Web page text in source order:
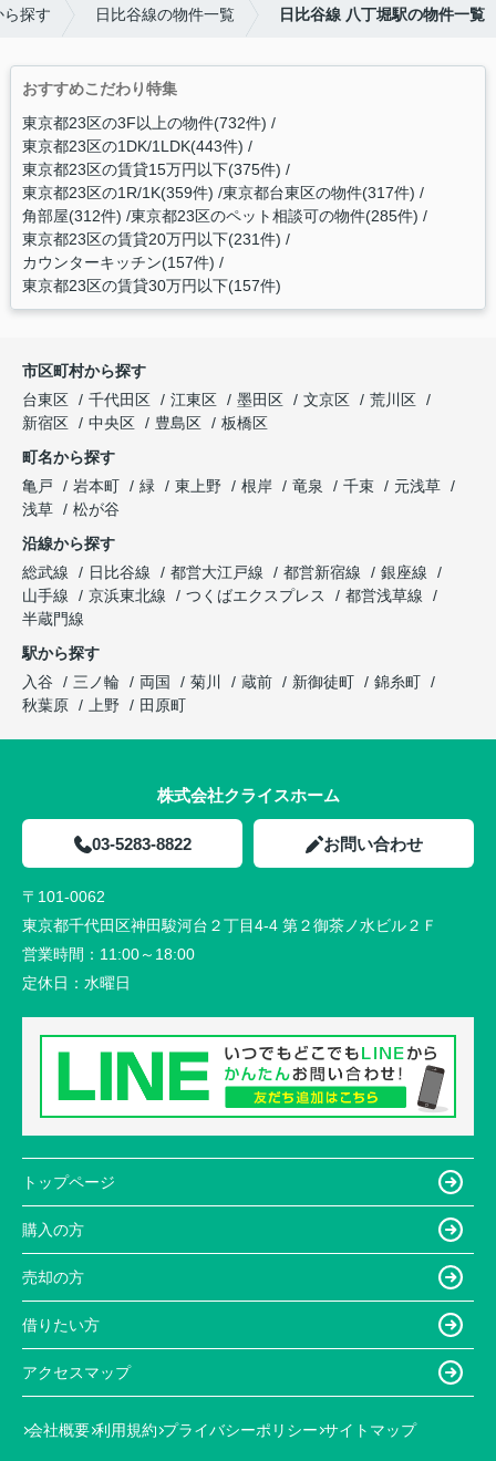
ら探す 日比谷線の物件一覧 日比谷線 八丁堀駅の物件一覧
おすすめこだわり特集
東京都23区の3F以上の物件(732件)
東京都23区の1DK/1LDK(443件)
東京都23区の賃貸15万円以下(375件)
東京都23区の1R/1K(359件) 東京都台東区の物件(317件)
角部屋(312件) 東京都23区のペット相談可の物件(285件)
東京都23区の賃貸20万円以下(231件)
カウンターキッチン(157件)
東京都23区の賃貸30万円以下(157件)
市区町村から探す
台東区
千代田区 江東区 墨田区 文京区
荒川区
新宿区
中央区 豊島区
板橋区
町名から探す
亀戸
岩本町 緑 東上野 根岸 竜泉 千束
元浅草
浅草
松が谷
沿線から探す
総武線
日比谷線 都営大江戸線 都営新宿線
銀座線
山手線
京浜東北線 つくばエクスプレス
都営浅草線
半蔵門線
駅から探す
入谷
三ノ輪 両国 菊川 蔵前 新御徒町
錦糸町
秋葉原
上野 田原町
株式会社クライスホーム
03-5283-8822 お問い合わせ
〒101-0062
東京都千代田区神田駿河台２丁目4-4 第２御茶ノ水ビル２Ｆ
営業時間： 11:00～18:00
定休日： 水曜日
トップページ
購入の方
売却の方
借りたい方
アクセスマップ
会社概要 利用規約 プライバシーポリシー サイトマップ